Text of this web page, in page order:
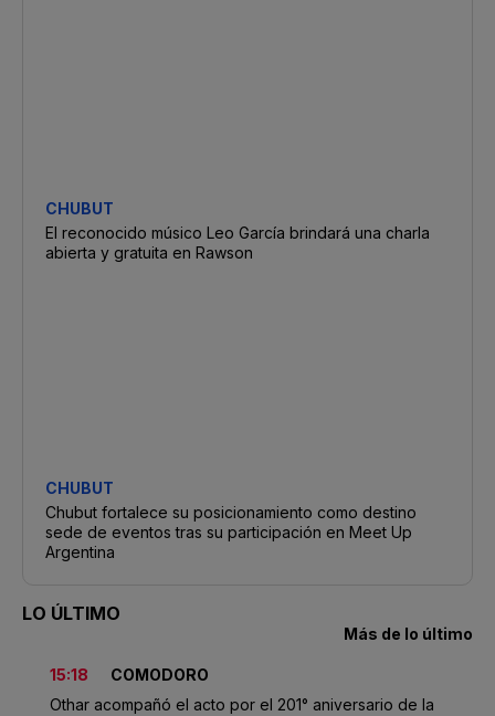
CHUBUT
El reconocido músico Leo García brindará una charla
abierta y gratuita en Rawson
CHUBUT
Chubut fortalece su posicionamiento como destino
sede de eventos tras su participación en Meet Up
Argentina
LO ÚLTIMO
Más de lo último
15:18
COMODORO
Othar acompañó el acto por el 201° aniversario de la